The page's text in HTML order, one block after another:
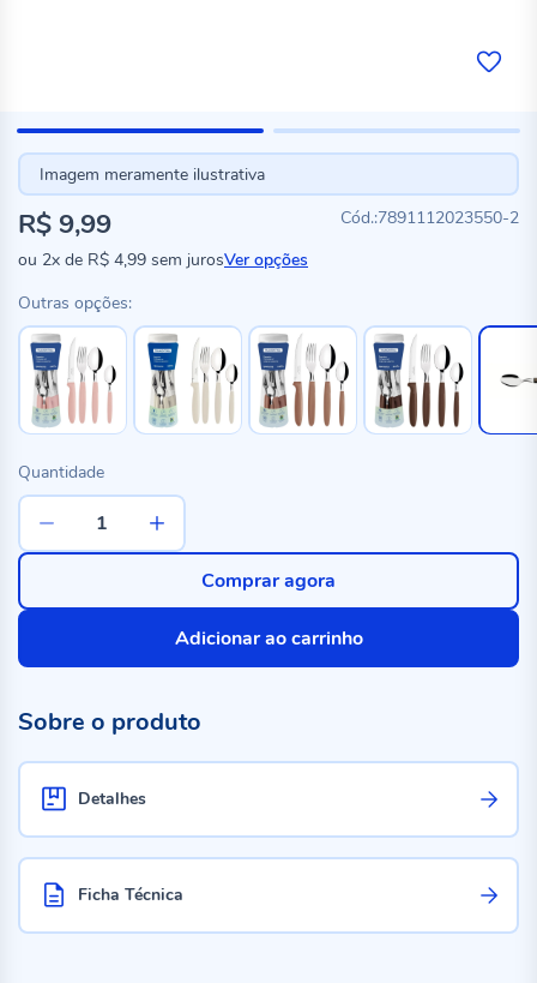
Imagem meramente ilustrativa
7891112023550-2
R$ 9,99
ou 2x de R$ 4,99 sem jurosVer opções
Outras opções:
Quantidade
Adicionar ao carrinho
Comprar agora
Sobre o produto
Detalhes
Ficha Técnica